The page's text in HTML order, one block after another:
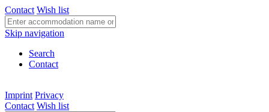
Contact Wish list
Skip navigation
Search
Contact
Imprint Privacy
Contact Wish list